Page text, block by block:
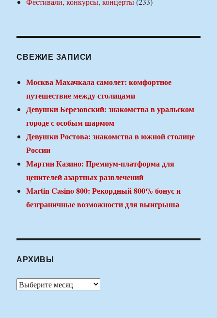
СВЕЖИЕ ЗАПИСИ
Москва Махачкала самолет: комфортное
путешествие между столицами
Девушки Березовский: знакомства в уральском
городе с особым шармом
Девушки Ростова: знакомства в южной столице
России
Мартин Казино: Премиум-платформа для
ценителей азартных развлечений
Martin Casino 800: Рекордный 800% бонус и
безграничные возможности для выигрыша
АРХИВЫ
Архивы